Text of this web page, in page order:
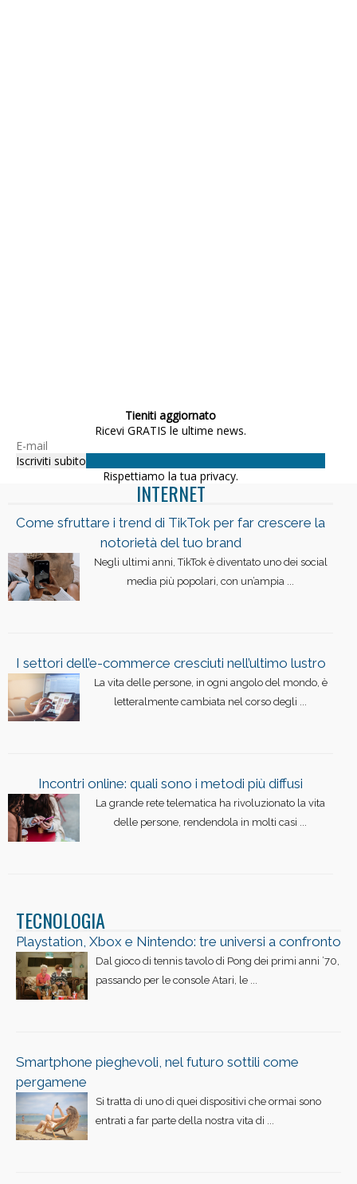
Tieniti aggiornato
Ricevi GRATIS le ultime news.
Rispettiamo la tua privacy.
INTERNET
Come sfruttare i trend di TikTok per far crescere la
notorietà del tuo brand
Negli ultimi anni, TikTok è diventato uno dei social
media più popolari, con un’ampia ...
I settori dell’e-commerce cresciuti nell’ultimo lustro
La vita delle persone, in ogni angolo del mondo, è
letteralmente cambiata nel corso degli ...
Incontri online: quali sono i metodi più diffusi
La grande rete telematica ha rivoluzionato la vita
delle persone, rendendola in molti casi ...
TECNOLOGIA
Playstation, Xbox e Nintendo: tre universi a confronto
Dal gioco di tennis tavolo di Pong dei primi anni ’70,
passando per le console Atari, le ...
Smartphone pieghevoli, nel futuro sottili come
pergamene
Si tratta di uno di quei dispositivi che ormai sono
entrati a far parte della nostra vita di ...